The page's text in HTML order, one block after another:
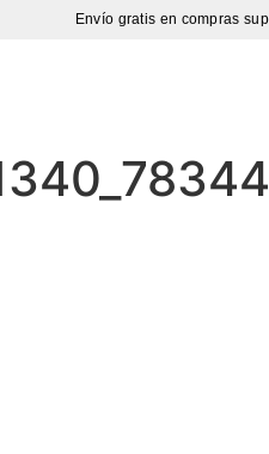
Envío gratis en compras